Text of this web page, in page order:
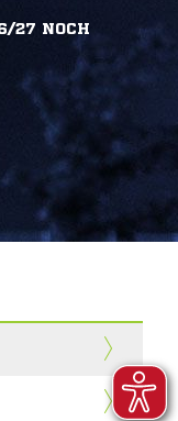
27 NOCH